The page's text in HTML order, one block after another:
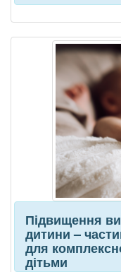
Підвищення
дитини –
для
дітьми